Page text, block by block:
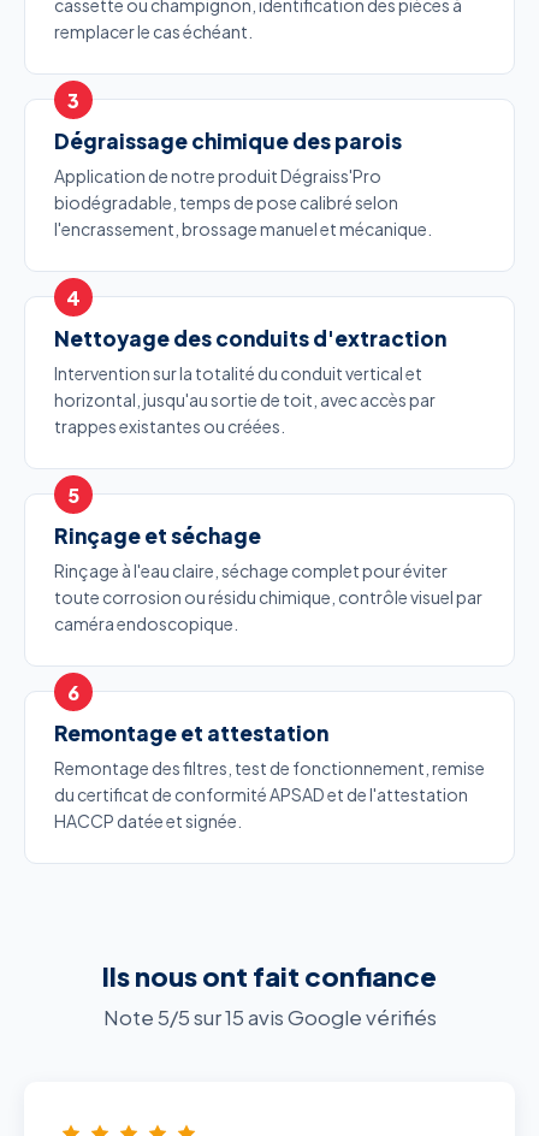
cassette ou champignon, identification des pièces à
remplacer le cas échéant.
Dégraissage chimique des parois
Application de notre produit Dégraiss'Pro
biodégradable, temps de pose calibré selon
l'encrassement, brossage manuel et mécanique.
Nettoyage des conduits d'extraction
Intervention sur la totalité du conduit vertical et
horizontal, jusqu'au sortie de toit, avec accès par
trappes existantes ou créées.
Rinçage et séchage
Rinçage à l'eau claire, séchage complet pour éviter
toute corrosion ou résidu chimique, contrôle visuel par
caméra endoscopique.
Remontage et attestation
Remontage des filtres, test de fonctionnement, remise
du certificat de conformité APSAD et de l'attestation
HACCP datée et signée.
Ils nous ont fait confiance
Note 5/5 sur 15 avis Google vérifiés